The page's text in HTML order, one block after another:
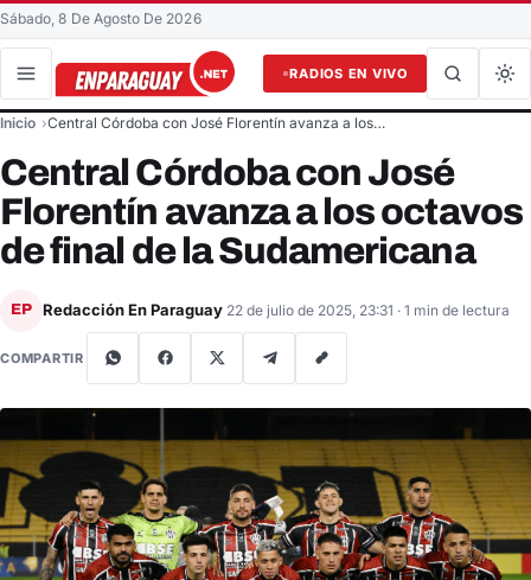
Sábado, 8 De Agosto De 2026
RADIOS EN VIVO
Buscar en el sitio
Inicio Central Córdoba con José Florentín avanza a los…
Central Córdoba con José
Florentín avanza a los octavos
de final de la Sudamericana
EP Redacción En Paraguay 22 de julio de 2025, 23:31 · 1 min de lectura
COMPARTIR